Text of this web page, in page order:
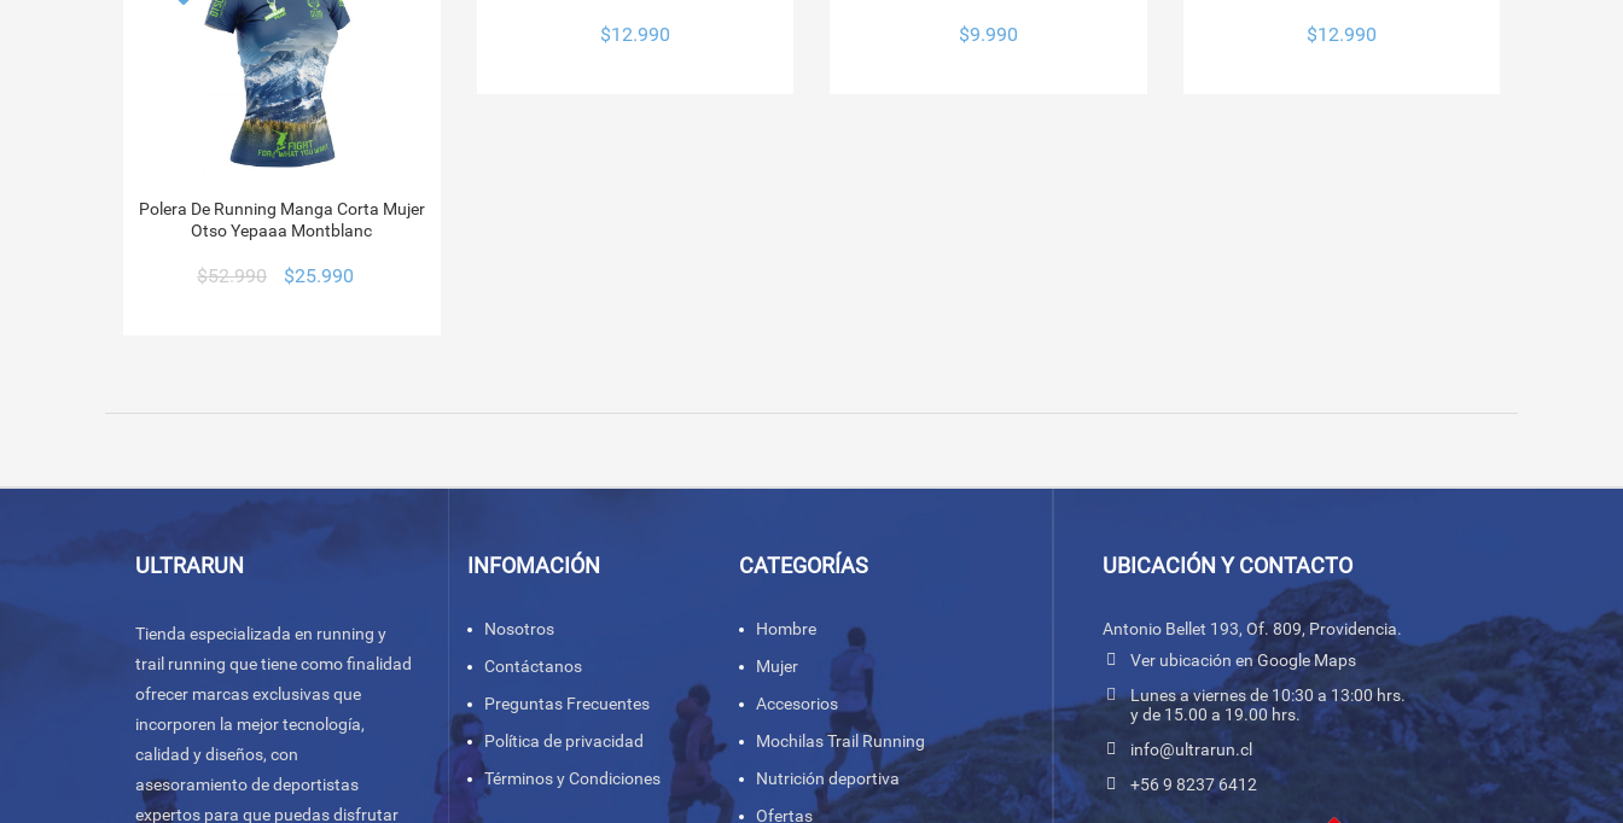
Polera De Running Manga Corta Mujer
Otso Yepaaa Montblanc
$52.990
El$25.990
$12.990 $9.990 $12.990
ULTRARUN
Tienda especializada en running y
trail running que tiene como finalidad
ofrecer marcas exclusivas que
incorporen la mejor tecnología,
calidad y diseños, con
asesoramiento de deportistas
expertos para que puedas disfrutar
INFOMACIÓN
Nosotros
Contáctanos
Preguntas Frecuentes
Política de privacidad
Términos y Condiciones
CATEGORÍAS
Hombre
Mujer
Accesorios
Mochilas Trail Running
Nutrición deportiva
Ofertas
UBICACIÓN Y CONTACTO
Antonio Bellet 193, Of. 809, Providencia.
Ver ubicación en Google Maps
Lunes a viernes de 10:30 a 13:00 hrs.
y de 15.00 a 19.00 hrs.
info@ultrarun.cl
+56 9 8237 6412